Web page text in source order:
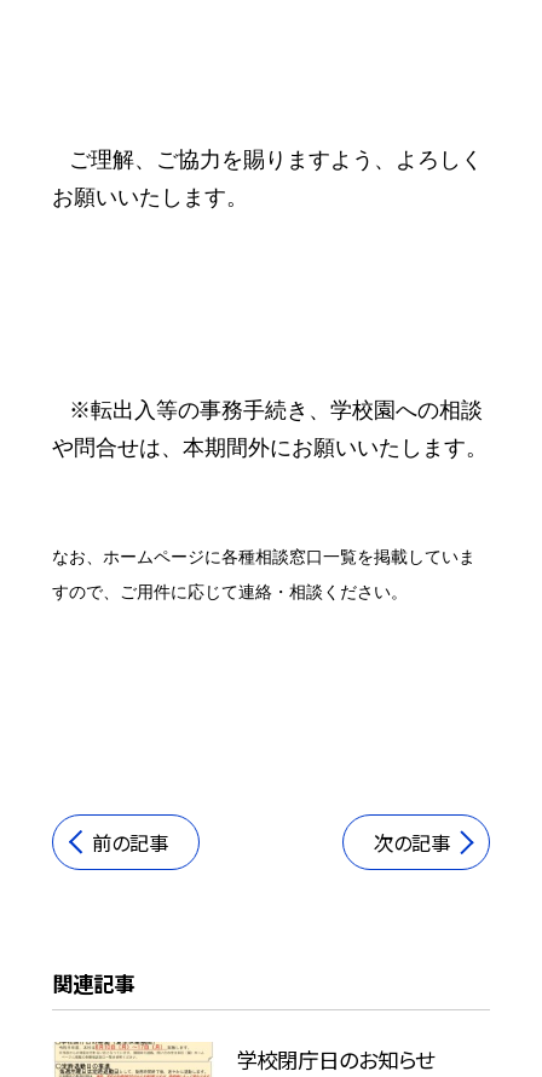
ご理解、ご協力を賜りますよう、よろしく
お願いいたします。
※転出入等の事務手続き、学校園への相談
や問合せは、本期間外にお願いいたします。
なお、ホームページに各種相談窓口一覧を掲載していま
すので、ご用件に応じて連絡・相談ください。
前の記事 次の記事
関連記事
学校閉庁日のお知らせ